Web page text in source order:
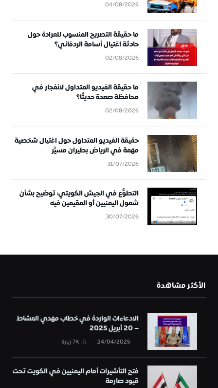
04/08/2026
ما حقيقة التصريح المنسوب للعرادة حول
حادثة اغتيال أسامة الردفاني؟
02/08/2026
ما حقيقة الفيديو المتداول لانفجار في
محافظة صعدة حديثًا؟
02/08/2026
حقيقة الفيديو المتداول حول اغتيال شخصية
مهمة في الرياض بطيران مسيَّر
31/07/2026
التطوُّع في الجيش الكويتي: توضيح بشأن
شمول اليمنيين أو المقيمين فيه
30/07/2026
الأكثر مشاهدة
الادعاءات الواردة في خطاب مهدي المشاط
– 20 أبريل 2025
24/04/2025
7Kزيارة
فتح التأشيرات أمام اليمنيين في الكويت تحت
قيود صارمة